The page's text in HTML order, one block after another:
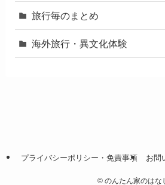
旅行毎のまとめ
海外旅行・異文化体験
プライバシーポリシー・免責事項 お問
©のんたん家のはな